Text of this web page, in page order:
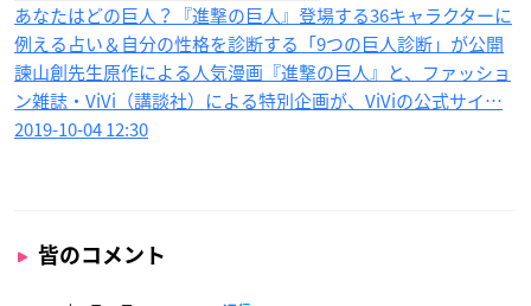
あなたはどの巨人？『進撃の巨人』登場する36キャラクターに
例える占い＆自分の性格を診断する「9つの巨人診断」が公開
諫山創先生原作による人気漫画『進撃の巨人』と、ファッショ
ン雑誌・ViVi（講談社）による特別企画が、ViViの公式サイ…
2019-10-04 12:30
皆のコメント